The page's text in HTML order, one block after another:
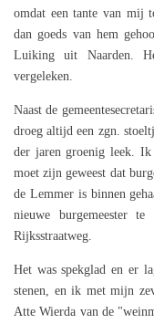
omdat een tante van mij
dan goeds van hem
Luiking uit Naarden.
vergeleken.
Naast de
droeg altijd een zgn.
der jaren groenig leek.
moet zijn geweest dat
de Lemmer is binnen
nieuwe burgemeester
Rijksstraatweg.
Het was spekglad en er
stenen, en ik met mijn
Atte Wierda van de